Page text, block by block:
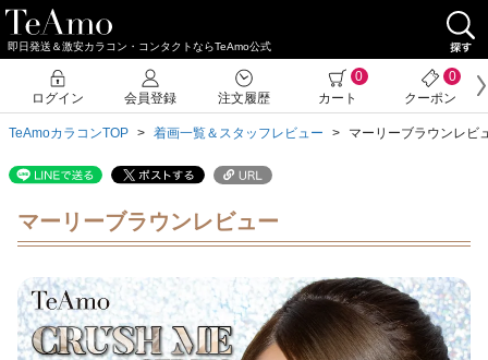
即日発送＆激安カラコン・コンタクトならTeAmo公式
TeAmoカラコンTOP 着画一覧＆スタッフレビュー マーリーブラウンレビ
マーリーブラウンレビュー
ログイン 会員登録 注文履歴
0
カート
0
クーポン